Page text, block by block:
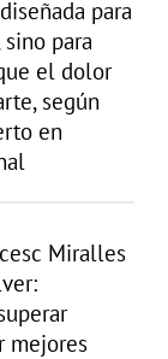
para
para
el dolor
según
en
Miralles
mejores